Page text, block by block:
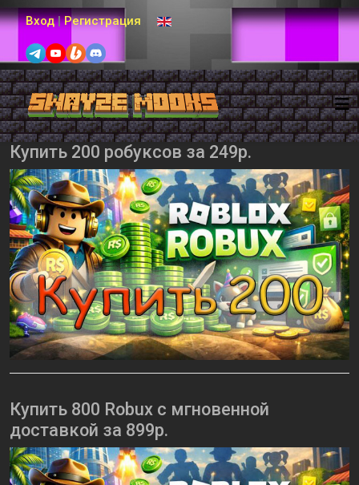
Вход | Регистрация Выберите язык
Купить 200 робуксов за 249р.
Купить 800 Robux с мгновенной
доставкой за 899р.